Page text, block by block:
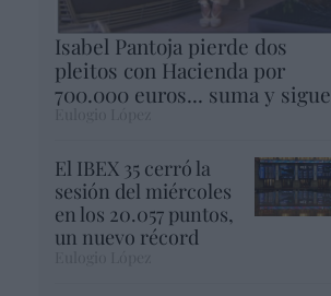
Isabel Pantoja pierde dos
pleitos con Hacienda por
700.000 euros... suma y sigue
El IBEX 35 cerró la
sesión del miércoles
en los 20.057 puntos,
un nuevo récord